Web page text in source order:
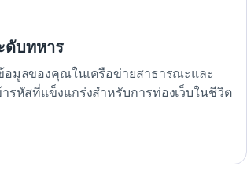
ดับทหาร
อมูลของคุณในเครือข่ายสาธารณะและ
รหัสที่แข็งแกร่งสำหรับการท่องเว็บในชีวิต